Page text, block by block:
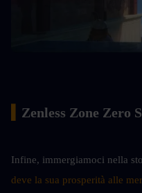
Zenless Zone Zero
Infine, immergiamoci nella
deve la sua prosperità alle